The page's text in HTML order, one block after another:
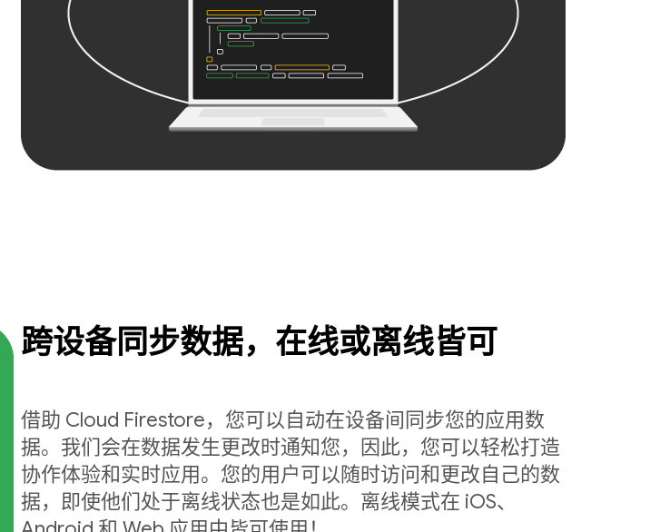
跨设备同步数据，在线或离线皆可
借助 Cloud Firestore，您可以自动在设备间同步您的应用数
据。我们会在数据发生更改时通知您，因此，您可以轻松打造
协作体验和实时应用。您的用户可以随时访问和更改自己的数
据，即使他们处于离线状态也是如此。离线模式在 iOS、